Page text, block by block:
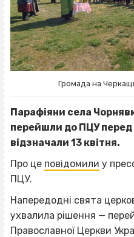
Громада на
Парафіяни села
перейшли до ПЦУ
відзначали 13 квітня.
Про це повідомили у
ПЦУ.
Напередодні свята
ухвалила рішення —
Православної Церкви